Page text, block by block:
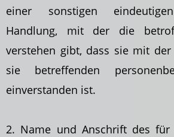
einer sonstigen
Handlung, mit der die
verstehen gibt, dass sie mit
sie betreffenden
einverstanden ist.
2. Name und Anschrift des für